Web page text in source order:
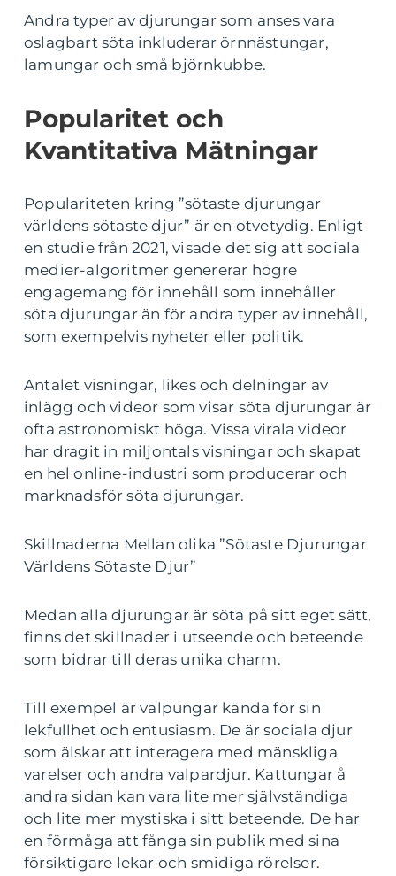
Andra typer av djurungar som anses vara
oslagbart söta inkluderar örnnästungar,
lamungar och små björnkubbe.
Popularitet och
Kvantitativa Mätningar
Populariteten kring ”sötaste djurungar
världens sötaste djur” är en otvetydig. Enligt
en studie från 2021, visade det sig att sociala
medier-algoritmer genererar högre
engagemang för innehåll som innehåller
söta djurungar än för andra typer av innehåll,
som exempelvis nyheter eller politik.
Antalet visningar, likes och delningar av
inlägg och videor som visar söta djurungar är
ofta astronomiskt höga. Vissa virala videor
har dragit in miljontals visningar och skapat
en hel online-industri som producerar och
marknadsför söta djurungar.
Skillnaderna Mellan olika ”Sötaste Djurungar
Världens Sötaste Djur”
Medan alla djurungar är söta på sitt eget sätt,
finns det skillnader i utseende och beteende
som bidrar till deras unika charm.
Till exempel är valpungar kända för sin
lekfullhet och entusiasm. De är sociala djur
som älskar att interagera med mänskliga
varelser och andra valpardjur. Kattungar å
andra sidan kan vara lite mer självständiga
och lite mer mystiska i sitt beteende. De har
en förmåga att fånga sin publik med sina
försiktigare lekar och smidiga rörelser.